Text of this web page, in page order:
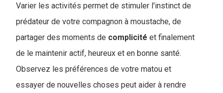
Varier les activités permet de stimuler l'instinct de
prédateur de votre compagnon à moustache, de
partager des moments de complicité et finalement
de le maintenir actif, heureux et en bonne santé.
Observez les préférences de votre matou et
essayer de nouvelles choses peut aider à rendre